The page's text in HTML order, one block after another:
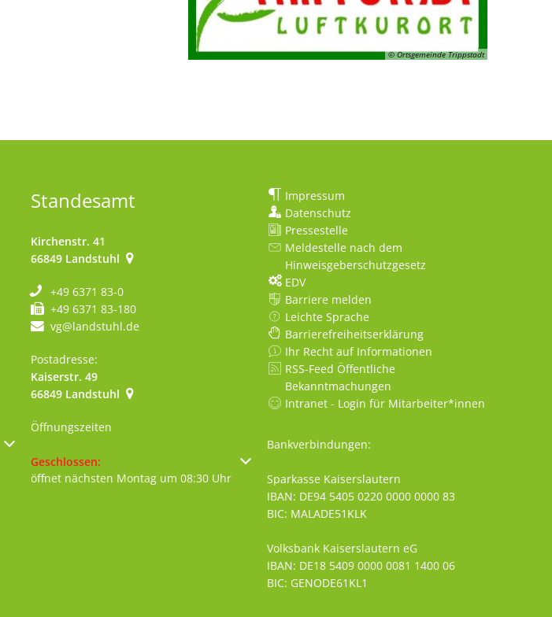
© Ortsgemeinde Trippstadt
auszublenden
Standesamt
Kirchenstr. 41
66849 Landstuhl
+49 6371 83-0
+49 6371 83-180
vg@landstuhl.de
Postadresse:
Kaiserstr. 49
66849 Landstuhl
Öffnungszeiten
Klicken, um weitere Öffnungs- oder Schließzeiten auszublenden
Geschlossen:
öffnet nächsten Montag um 08:30 Uhr
Impressum
Datenschutz
Pressestelle
Meldestelle nach dem
Hinweisgeberschutzgesetz
EDV
Barriere melden
Leichte Sprache
Barrierefreiheitserklärung
Ihr Recht auf Informationen
RSS-Feed Öffentliche
Bekanntmachungen
Intranet - Login für Mitarbeiter*innen
Bankverbindungen:
Sparkasse Kaiserslautern
IBAN: DE94 5405 0220 0000 0000 83
BIC: MALADE51KLK
Volksbank Kaiserslautern eG
IBAN: DE18 5409 0000 0081 1400 06
BIC: GENODE61KL1